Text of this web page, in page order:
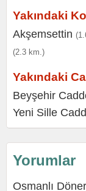
Yakındaki
Akşemsettin
(2.3 km.)
Yakındaki
Beyşehir
Yeni Sille
Yorumlar
Osmanlı